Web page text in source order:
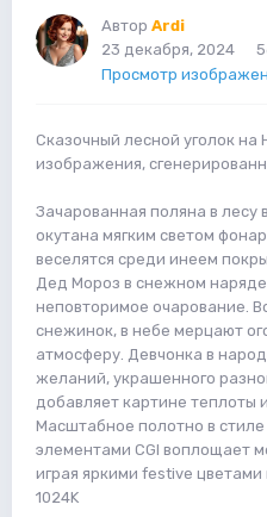
Автор Ardi
23 декабря, 2024
Просмотр
Сказочный лесной уголок на
изображения,
Зачарованная поляна в лесу
окутана мягким светом
веселятся среди инеем
Дед Мороз в снежном
неповторимое очарование.
снежинок, в небе мерцают
атмосферу. Девчонка в
желаний, украшенного
добавляет картине теплоты
Масштабное полотно в
элементами CGI воплощает
играя яркими festive
1024K